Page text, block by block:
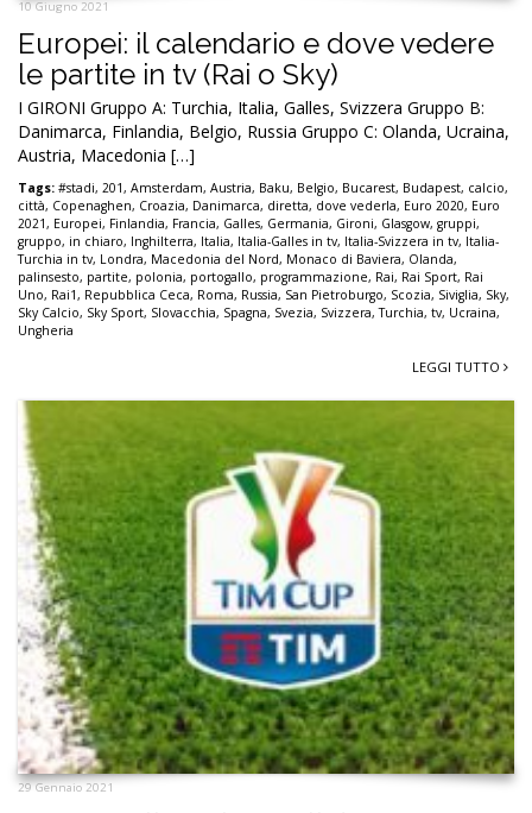
10 Giugno 2021
Europei: il calendario e dove vedere
le partite in tv (Rai o Sky)
I GIRONI Gruppo A: Turchia, Italia, Galles, Svizzera Gruppo B:
Danimarca, Finlandia, Belgio, Russia Gruppo C: Olanda, Ucraina,
Austria, Macedonia […]
Tags: #stadi, 201, Amsterdam, Austria, Baku, Belgio, Bucarest, Budapest, calcio,
città, Copenaghen, Croazia, Danimarca, diretta, dove vederla, Euro 2020, Euro
2021, Europei, Finlandia, Francia, Galles, Germania, Gironi, Glasgow, gruppi,
gruppo, in chiaro, Inghilterra, Italia, Italia-Galles in tv, Italia-Svizzera in tv, Italia-
Turchia in tv, Londra, Macedonia del Nord, Monaco di Baviera, Olanda,
palinsesto, partite, polonia, portogallo, programmazione, Rai, Rai Sport, Rai
Uno, Rai1, Repubblica Ceca, Roma, Russia, San Pietroburgo, Scozia, Siviglia, Sky,
Sky Calcio, Sky Sport, Slovacchia, Spagna, Svezia, Svizzera,Turchia, tv, Ucraina,
Ungheria
LEGGI TUTTO
29 Gennaio 2021